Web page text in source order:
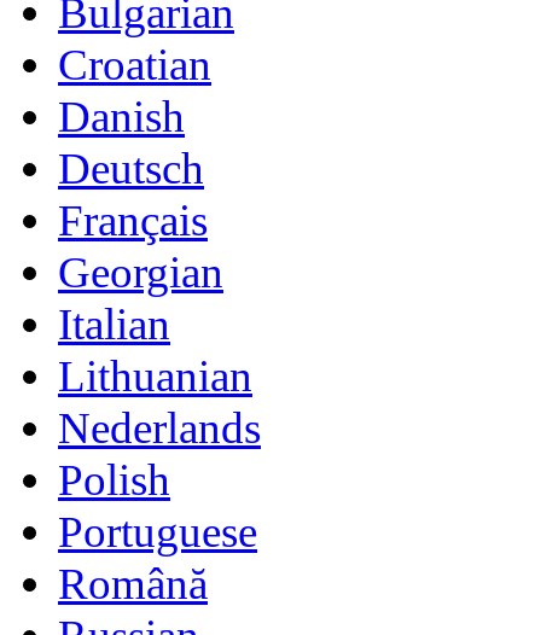
Bulgarian
Croatian
Danish
Deutsch
Français
Georgian
Italian
Lithuanian
Nederlands
Polish
Portuguese
Română